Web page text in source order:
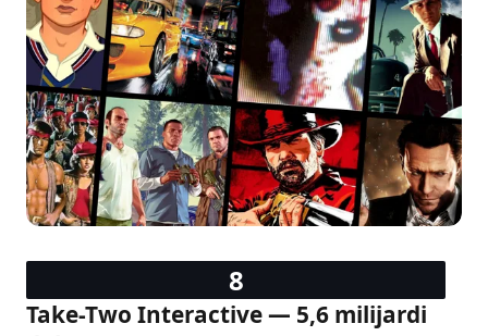
Take-Two Interactive — 5,6 milijardi